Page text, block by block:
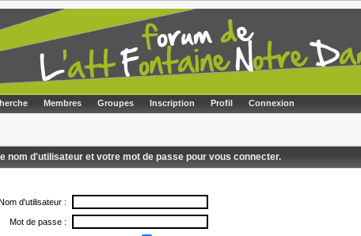
Membres Groupes Inscription Profil Connexion
nom d'utilisateur et votre mot de passe pour vous connecter.
d'utilisateur :
Mot de passe :